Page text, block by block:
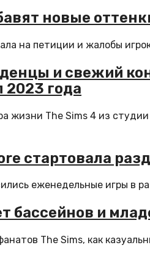
новые
на петиции и жалобы
и свежий
2023 года
жизни The Sims 4 из
стартовала
еженедельные игры в
бассейнов и
The Sims, как